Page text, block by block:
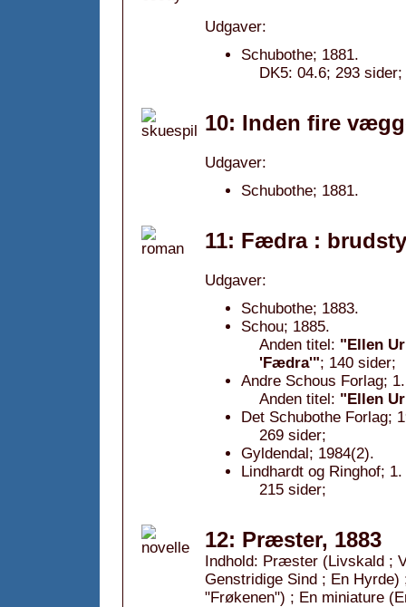
Udgaver:
Schubothe; 1881.
DK5: 04.6; 293 sider;
10: Inden fire
Udgaver:
Schubothe; 1881.
11: Fædra :
Udgaver:
Schubothe; 1883.
Schou; 1885.
Anden titel: "Ellen
'Fædra'"; 140 sider;
Andre Schous Forlag;
Anden titel: "Ellen
Det Schubothe Forlag;
269 sider;
Gyldendal; 1984(2).
Lindhardt og Ringhof;
215 sider;
12: Præster, 1883
Indhold: Præster (Livskald ;
Genstridige Sind ; En
"Frøkenen") ; En miniature